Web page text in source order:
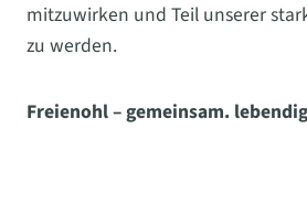
mitzuwirken und Teil unserer
zu werden.
Freienohl – gemeinsam.